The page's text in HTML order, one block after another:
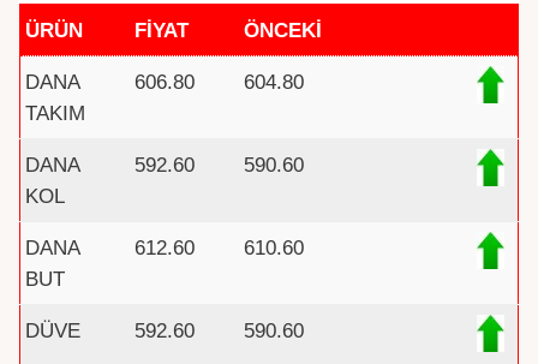
ÜRÜN FİYAT ÖNCEKİ
DANA
TAKIM
606.80 604.80
DANA
KOL
592.60 590.60
DANA
BUT
612.60 610.60
DÜVE 592.60 590.60